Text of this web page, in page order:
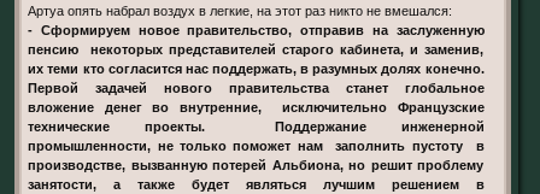
Артуа опять набрал воздух в легкие, на этот раз никто не вмешался:
- Сформируем новое правительство, отправив на заслуженную
пенсию некоторых представителей старого кабинета, и заменив,
их теми кто согласится нас поддержать, в разумных долях конечно.
Первой задачей нового правительства станет глобальное
вложение денег во внутренние, исключительно Французские
технические проекты. Поддержание инженерной
промышленности, не только поможет нам заполнить пустоту в
производстве, вызванную потерей Альбиона, но решит проблему
занятости, а также будет являться лучшим решением в